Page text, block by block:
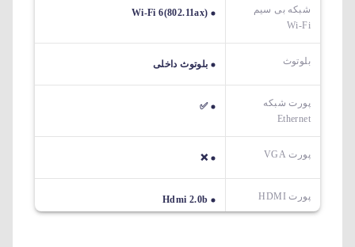
شبکه بی سیم
Wi-Fi
Wi-Fi 6(802.11ax)
بلوتوث بلوتوث داخلی
پورت شبکه
Ethernet
✅
پورت VGA ❌
پورت HDMI Hdmi 2.0b